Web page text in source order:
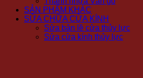
SẢN PHẨM KHÁC
SỬA CHỮA CỬA KÍNH
Sửa bản lề cửa thủy lực
Sửa cửa kính thủy lực